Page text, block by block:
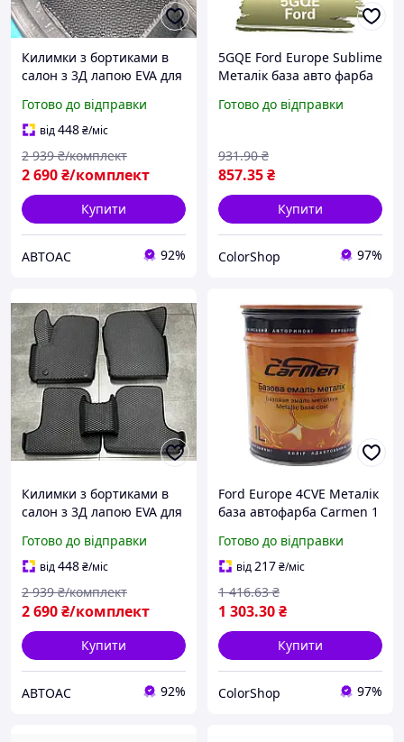
Килимки з бортиками в
салон з 3Д лапою EVA для
Фокус Європа
Готово до відправки
від448₴/міс
2 690₴/комплект
2 939 ₴/комплект
Купити
АВТОАС 92%
5GQE Ford Europe Sublime
Металік база авто фарба
Готово до відправки
857.35₴
931.90 ₴
Купити
ColorShop 97%
Килимки з бортиками в
салон з 3Д лапою EVA для
Фокус Європа
Готово до відправки
від448₴/міс
2 690₴/комплект
2 939 ₴/комплект
Купити
АВТОАС 92%
Ford Europe 4CVE Металік
база автофарба Carmen 1
Готово до відправки
від217₴/міс
1 303.30₴
1 416.63 ₴
Купити
ColorShop 97%